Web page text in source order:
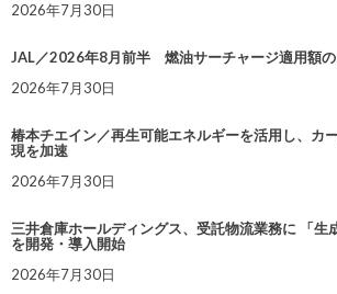
2026年7月30日
JAL／2026年8月前半 燃油サーチャージ適用額の
2026年7月30日
椿本チエイン／再生可能エネルギーを活用し、カ
現を加速
2026年7月30日
三井倉庫ホールディングス、受託物流業務に 「生
を開発・導入開始
2026年7月30日